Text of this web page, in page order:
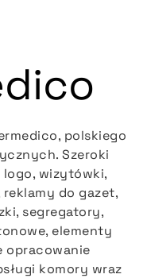
polskiego
Szeroki
logo, wizytówki,
do gazet,
segregatory,
elementy
opracowanie
komory wraz